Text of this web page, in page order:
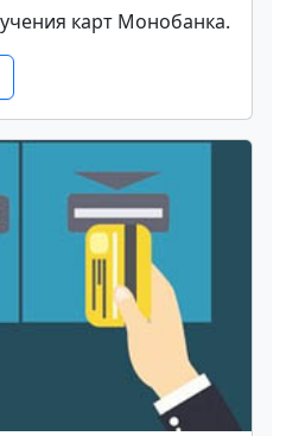
карт Монобанка.